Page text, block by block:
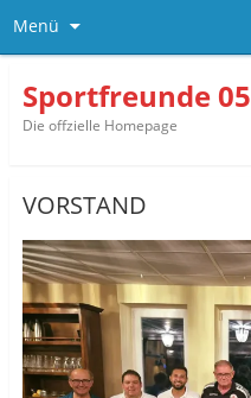
Menü
Sportfreunde
Die offzielle Homepage
VORSTAND